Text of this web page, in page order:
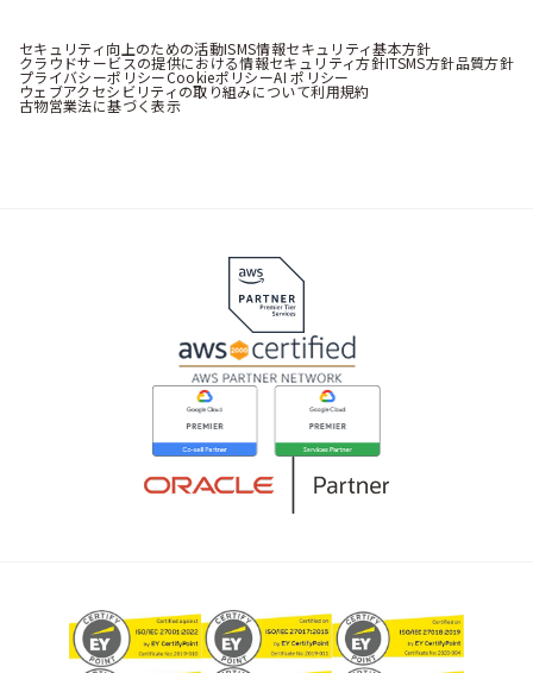
セキュリティ向上のための活動ISMS情報セキュリティ基本方針
クラウドサービスの提供における情報セキュリティ方針ITSMS方針品質方針
プライバシーポリシーCookieポリシーAI ポリシー
ウェブアクセシビリティの取り組みについて利用規約
古物営業法に基づく表示